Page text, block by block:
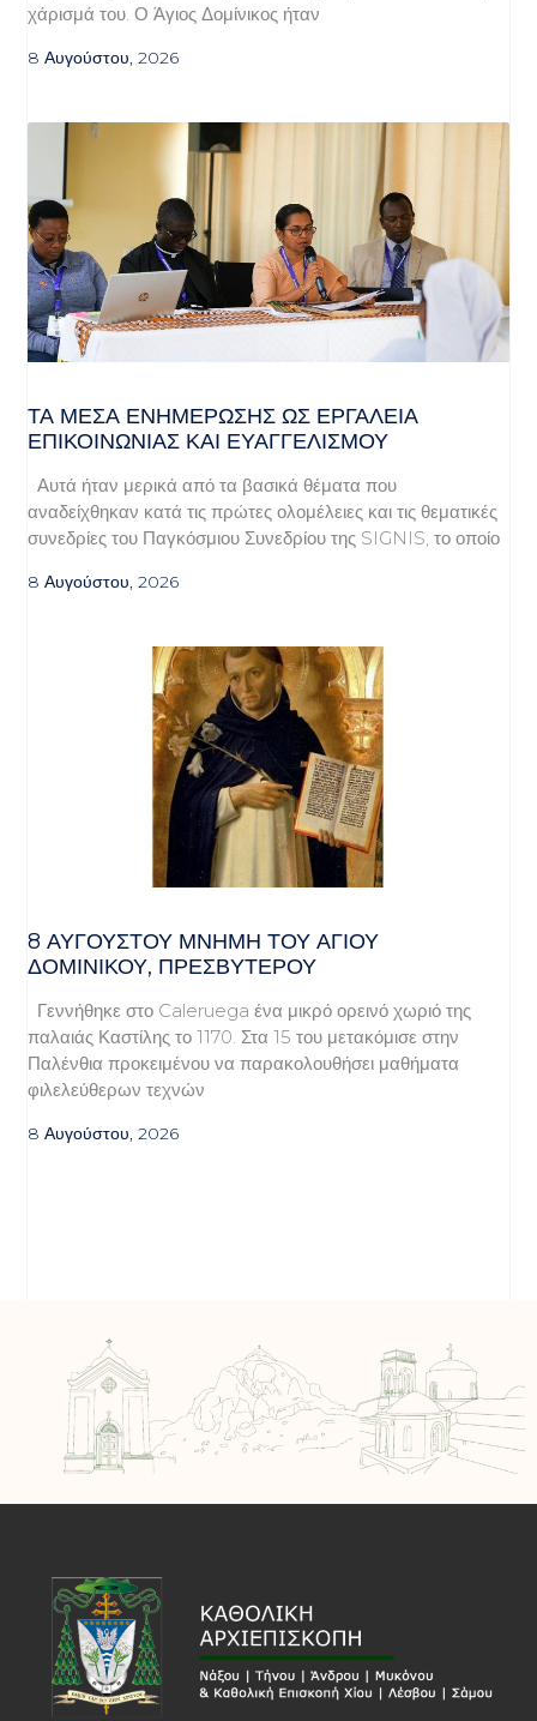
χάρισμά του. Ο Άγιος Δομίνικος ήταν
8 Αυγούστου, 2026
ΤΑ ΜΈΣΑ ΕΝΗΜΈΡΩΣΗΣ ΩΣ ΕΡΓΑΛΕΊΑ
ΕΠΙΚΟΙΝΩΝΊΑΣ ΚΑΙ ΕΥΑΓΓΕΛΙΣΜΟΎ
Αυτά ήταν μερικά από τα βασικά θέματα που
αναδείχθηκαν κατά τις πρώτες ολομέλειες και τις θεματικές
συνεδρίες του Παγκόσμιου Συνεδρίου της SIGNIS, το οποίο
8 Αυγούστου, 2026
8 ΑΥΓΟΥΣΤΟΥ ΜΝΗΜΗ ΤΟΥ ΑΓΙΟΥ
ΔΟΜΙΝΙΚΟΥ, ΠΡΕΣΒΥΤΕΡΟΥ
Γεννήθηκε στο Caleruega ένα μικρό ορεινό χωριό της
παλαιάς Καστίλης το 1170. Στα 15 του μετακόμισε στην
Παλένθια προκειμένου να παρακολουθήσει μαθήματα
φιλελεύθερων τεχνών
8 Αυγούστου, 2026